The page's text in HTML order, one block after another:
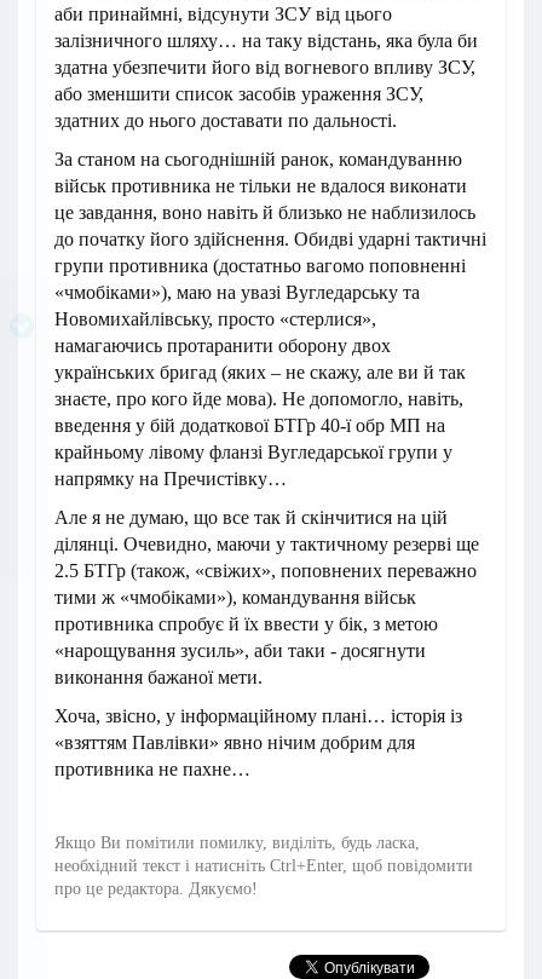
аби принаймні, відсунути ЗСУ від цього
залізничного шляху… на таку відстань, яка була би
здатна убезпечити його від вогневого впливу ЗСУ,
або зменшити список засобів ураження ЗСУ,
здатних до нього доставати по дальності.
За станом на сьогоднішній ранок, командуванню
військ противника не тільки не вдалося виконати
це завдання, воно навіть й близько не наблизилось
до початку його здійснення. Обидві ударні тактичні
групи противника (достатньо вагомо поповненні
«чмобіками»), маю на увазі Вугледарську та
Новомихайлівську, просто «стерлися»,
намагаючись протаранити оборону двох
українських бригад (яких – не скажу, але ви й так
знаєте, про кого йде мова). Не допомогло, навіть,
введення у бій додаткової БТГр 40-ї обр МП на
крайньому лівому фланзі Вугледарської групи у
напрямку на Пречистівку…
Але я не думаю, що все так й скінчитися на цій
ділянці. Очевидно, маючи у тактичному резерві ще
2.5 БТГр (також, «свіжих», поповнених переважно
тими ж «чмобіками»), командування військ
противника спробує й їх ввести у бік, з метою
«нарощування зусиль», аби таки - досягнути
виконання бажаної мети.
Хоча, звісно, у інформаційному плані… історія із
«взяттям Павлівки» явно нічим добрим для
противника не пахне…
Якщо Ви помітили помилку, виділіть, будь ласка,
необхідний текст і натисніть Ctrl+Enter, щоб повідомити
про це редактора. Дякуємо!